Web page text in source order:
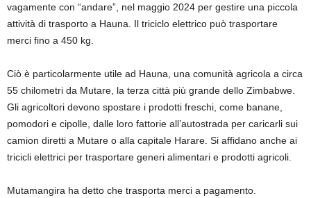
vagamente con “andare”, nel maggio 2024 per gestire una piccola
attività di trasporto a Hauna. Il triciclo elettrico può trasportare
merci fino a 450 kg.
Ciò è particolarmente utile ad Hauna, una comunità agricola a circa
55 chilometri da Mutare, la terza città più grande dello Zimbabwe.
Gli agricoltori devono spostare i prodotti freschi, come banane,
pomodori e cipolle, dalle loro fattorie all’autostrada per caricarli sui
camion diretti a Mutare o alla capitale Harare. Si affidano anche ai
tricicli elettrici per trasportare generi alimentari e prodotti agricoli.
Mutamangira ha detto che trasporta merci a pagamento.